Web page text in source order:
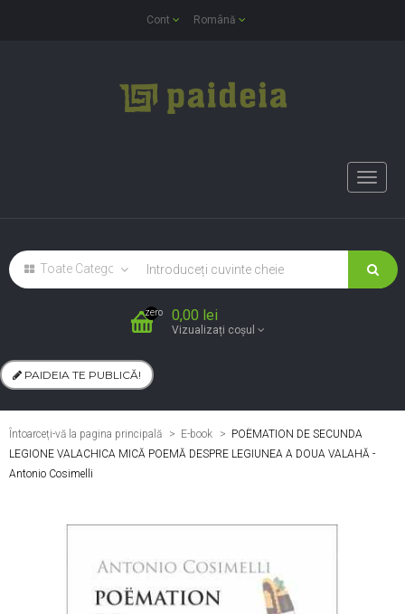
Cont Română
Toggle
zero 0,00 lei
Vizualizați coșul
PAIDEIA TE PUBLICĂ!
Întoarceți-vă la pagina principală E-book > POËMATION DE SECUNDA
LEGIONE VALACHICA MICĂ POEMĂ DESPRE LEGIUNEA A DOUA VALAHĂ -
Antonio Cosimelli